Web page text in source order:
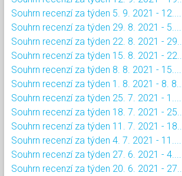
Souhrn recenzí za týden 5. 9. 2021 - 12....
Souhrn recenzí za týden 29. 8. 2021 - 5....
Souhrn recenzí za týden 22. 8. 2021 - 29....
Souhrn recenzí za týden 15. 8. 2021 - 22....
Souhrn recenzí za týden 8. 8. 2021 - 15....
Souhrn recenzí za týden 1. 8. 2021 - 8. 8....
Souhrn recenzí za týden 25. 7. 2021 - 1....
Souhrn recenzí za týden 18. 7. 2021 - 25....
Souhrn recenzí za týden 11. 7. 2021 - 18....
Souhrn recenzí za týden 4. 7. 2021 - 11....
Souhrn recenzí za týden 27. 6. 2021 - 4....
Souhrn recenzí za týden 20. 6. 2021 - 27....